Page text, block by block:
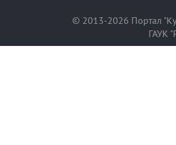
© 2013-2026 Портал
ГАУК